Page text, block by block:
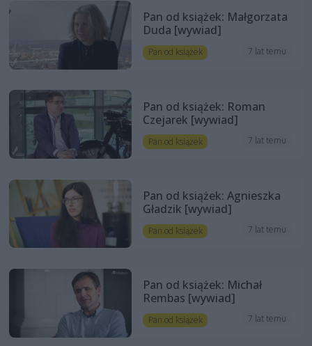
Pan od książek: Małgorzata
Duda [wywiad]
Pan od książek 7 lat temu
Pan od książek: Roman
Czejarek [wywiad]
Pan od książek 7 lat temu
Pan od książek: Agnieszka
Gładzik [wywiad]
Pan od książek 7 lat temu
Pan od książek: Michał
Rembas [wywiad]
Pan od książek 7 lat temu